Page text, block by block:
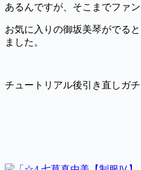
あるんですが、そこまでファン
お気に入りの御坂美琴がでる
ました。
チュートリアル後引き直しガチ